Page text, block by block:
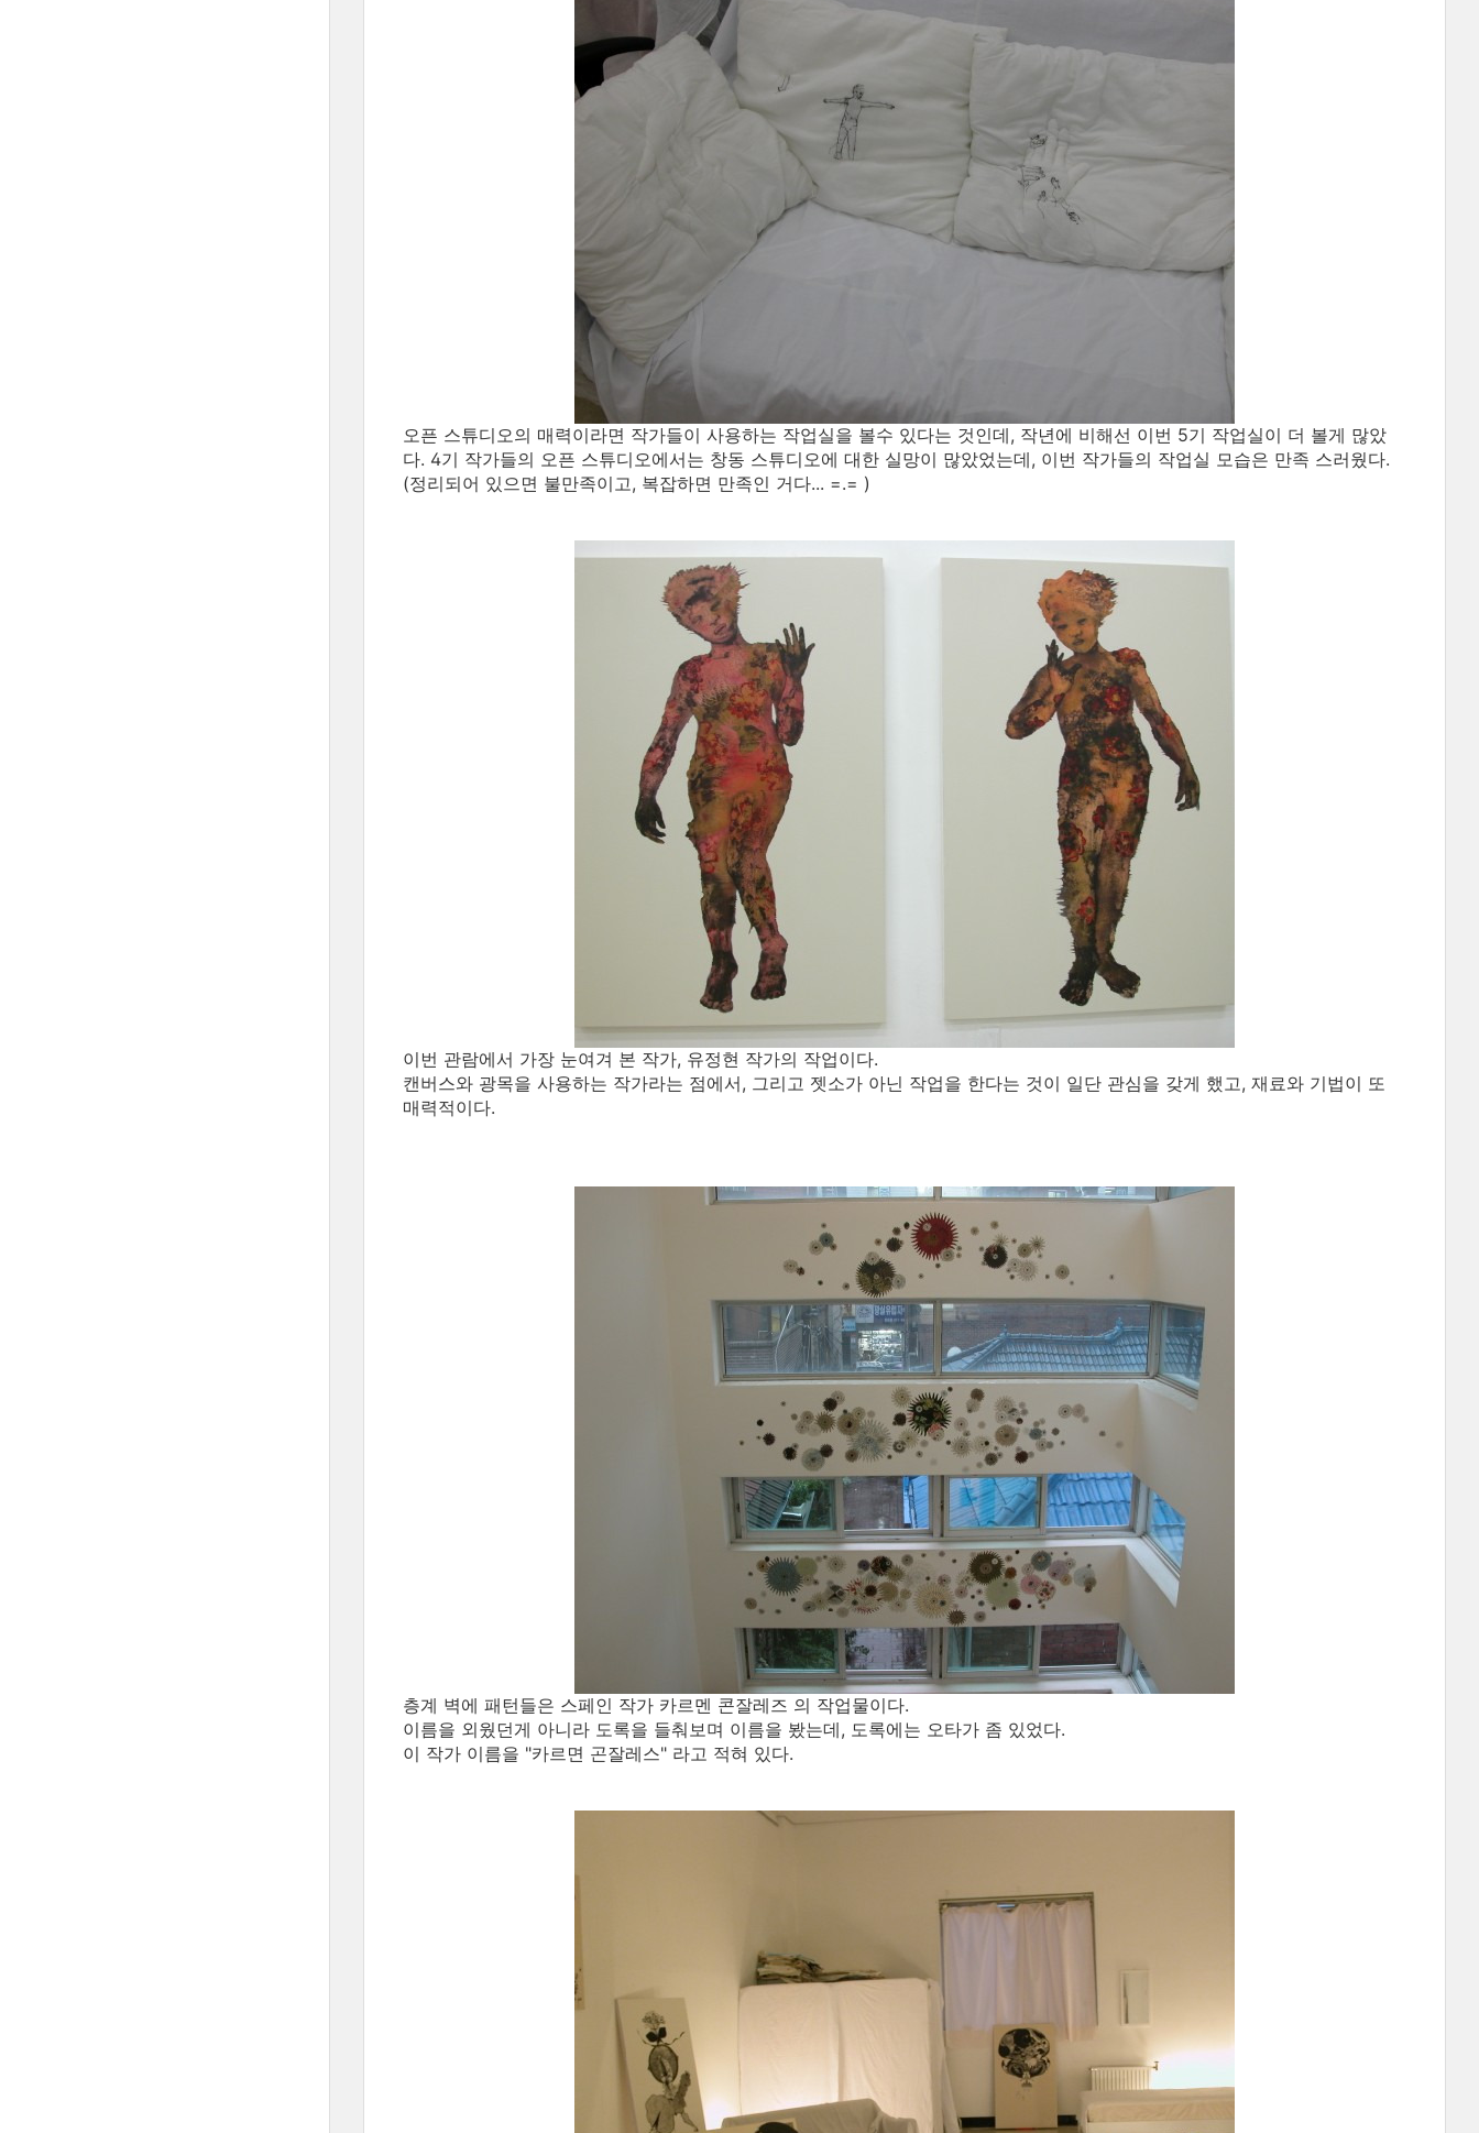
오픈 스튜디오의 매력이라면 작가들이 사용하는 작업실을 볼수 있다는 것인데, 작년에 비해선 이번 5기 작업실이 더 볼게 많았
다. 4기 작가들의 오픈 스튜디오에서는 창동 스튜디오에 대한 실망이 많았었는데, 이번 작가들의 작업실 모습은 만족 스러웠다.
(정리되어 있으면 불만족이고, 복잡하면 만족인 거다... =.= )
이번 관람에서 가장 눈여겨 본 작가, 유정현 작가의 작업이다.
캔버스와 광목을 사용하는 작가라는 점에서, 그리고 젯소가 아닌 작업을 한다는 것이 일단 관심을 갖게 했고, 재료와 기법이 또
매력적이다.
층계 벽에 패턴들은 스페인 작가 카르멘 콘잘레즈 의 작업물이다.
이름을 외웠던게 아니라 도록을 들춰보며 이름을 봤는데, 도록에는 오타가 좀 있었다.
이 작가 이름을 "카르면 곤잘레스" 라고 적혀 있다.